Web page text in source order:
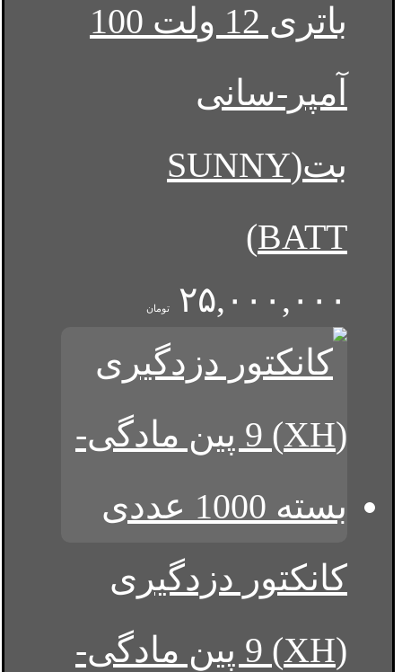
باتری 12 ولت 100
آمپر-سانی
بت(SUNNY
BATT)
۲۵,۰۰۰,۰۰۰
تومان
کانکتور دزدگیری
(XH) 9 پین مادگی-